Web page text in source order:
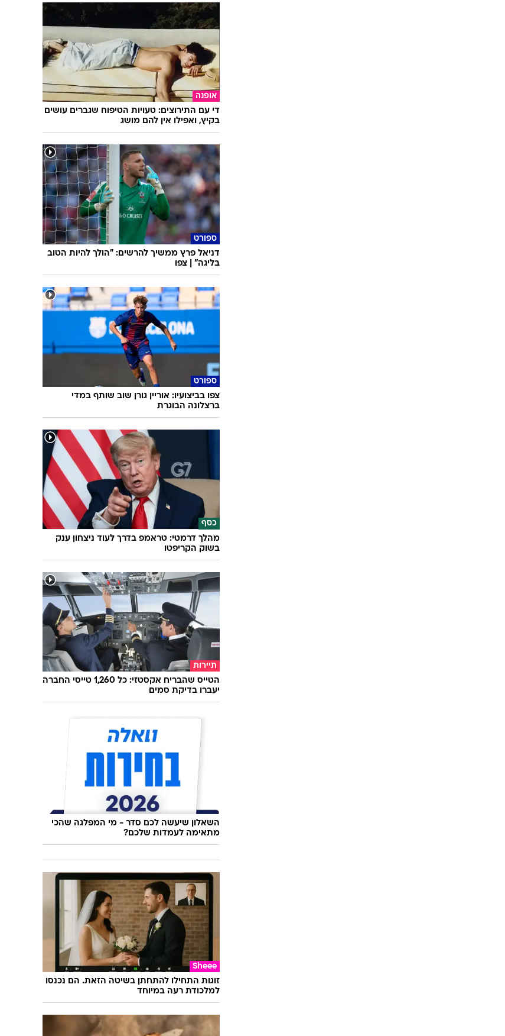
אופנה
די עם התירוצים: טעויות הטיפוח שגברים עושים
בקיץ, ואפילו אין להם מושג
ספורט
דניאל פרץ ממשיך להרשים: "הולך להיות הטוב
בליגה" | צפו
ספורט
צפו בביצועיו: אוריין גורן שוב שותף במדי
ברצלונה הבוגרת
כסף
מהלך דרמטי: טראמפ בדרך לעוד ניצחון ענק
בשוק הקריפטו
תיירות
הטייס שהבריח אקסטזי: כל 1,260 טייסי החברה
יעברו בדיקת סמים
השאלון שיעשה לכם סדר - מי המפלגה שהכי
מתאימה לעמדות שלכם?
Sheee
זוגות התחילו להתחתן בשיטה הזאת. הם נכנסו
למלכודת רעה במיוחד